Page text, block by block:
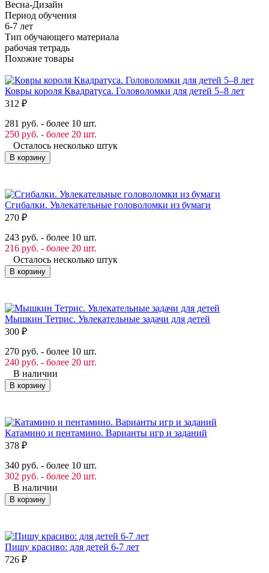
Весна-Дизайн
Период обучения
6-7 лет
Тип обучающего материала
рабочая тетрадь
Похожие товары
Ковры короля Квадратуса. Головоломки для детей 5–8 лет
312 ₽
281 руб. - более 10 шт.
250 руб. - более 20 шт.
Осталось несколько штук
В корзину
Сгибалки. Увлекательные головоломки из бумаги
270 ₽
243 руб. - более 10 шт.
216 руб. - более 20 шт.
Осталось несколько штук
В корзину
Мышкин Тетрис. Увлекательные задачи для детей
300 ₽
270 руб. - более 10 шт.
240 руб. - более 20 шт.
В наличии
В корзину
Катамино и пентамино. Варианты игр и заданий
378 ₽
340 руб. - более 10 шт.
302 руб. - более 20 шт.
В наличии
В корзину
Пишу красиво: для детей 6-7 лет
726 ₽